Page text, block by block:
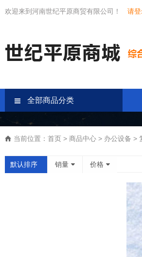
欢迎来到河南世纪平原商贸有限公司！ 请
全部商品分类
当前位置： 首页 > 商品中心 > 办公设备 >
默认排序 销量 价格